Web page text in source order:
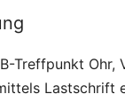
Treffpunkt Ohr,
Lastschrift